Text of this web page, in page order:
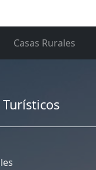
Casas Rurales